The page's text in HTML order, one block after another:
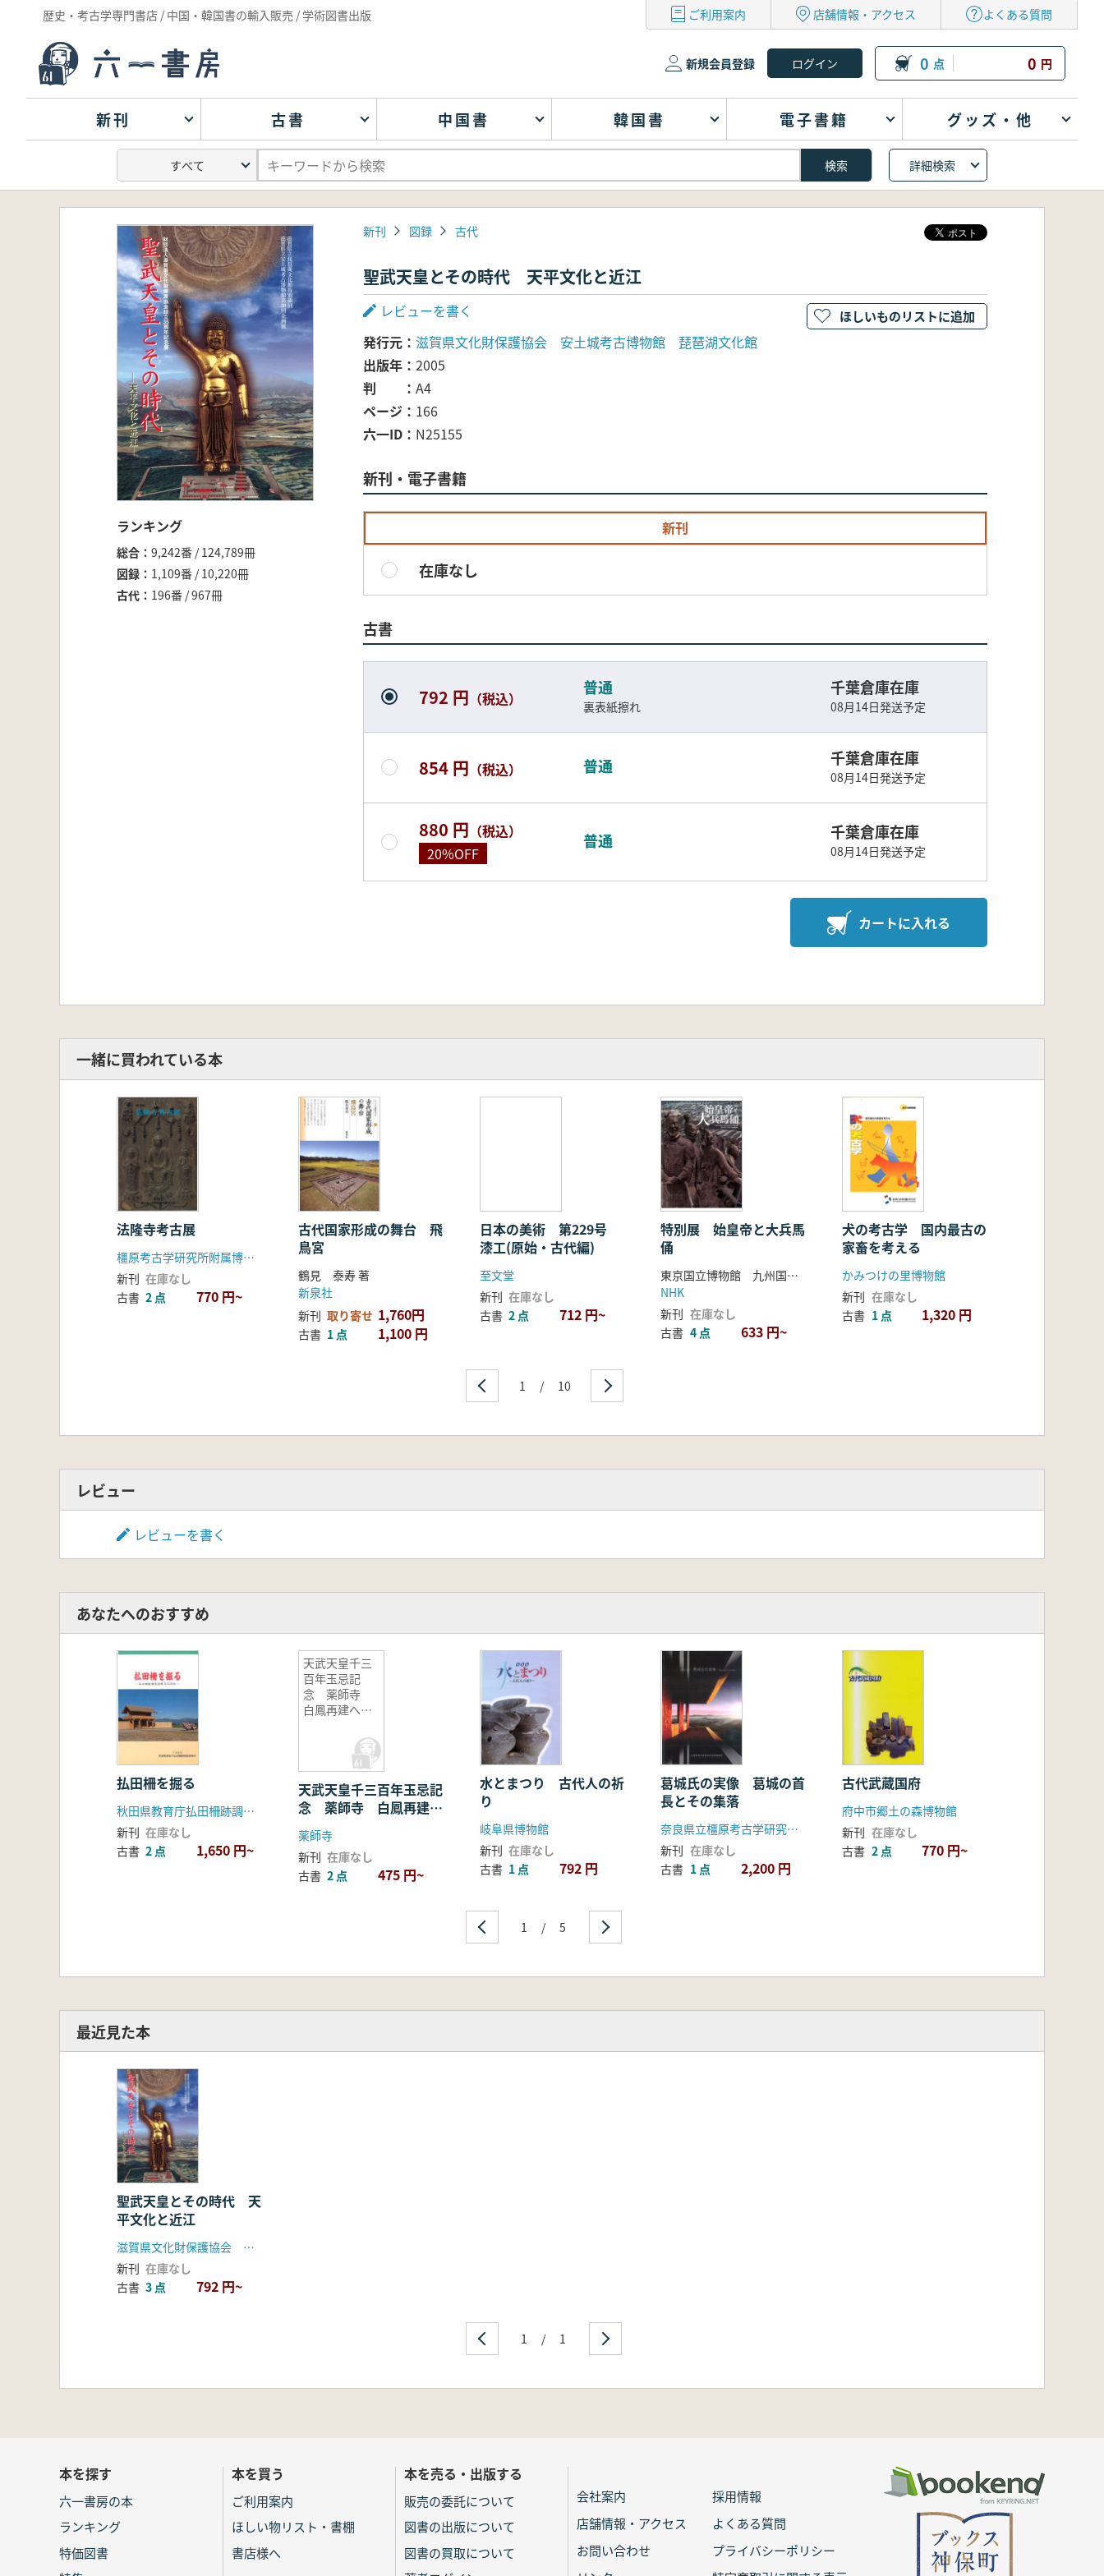
歴史・考古学専門書店 / 中国・韓国書の輸入販売 / 学術図書出版 ご利用案内 店舗情報・アクセス よくある質問
新規会員登録 0 点 0 円
新刊 古書 中国書 韓国書 電子書籍 グッズ・他
詳細検索
ランキング
総合
9,242番 / 124,789冊
図録
1,109番 / 10,220冊
古代
196番 / 967冊
新刊 図録 古代
聖武天皇とその時代 天平文化と近江
レビューを書く
発行元
滋賀県文化財保護協会 安土城考古博物館 琵琶湖文化館
出版年
2005
判
A4
ページ
166
六一ID
N25155
新刊・電子書籍
新刊
在庫なし
古書
792 円 （税込）
普通
裏表紙擦れ
千葉倉庫在庫
08月14日発送予定
854 円 （税込） 普通 千葉倉庫在庫
08月14日発送予定
880 円 （税込）
20%OFF
普通 千葉倉庫在庫
08月14日発送予定
カートに入れる
ほしいものリストに追加
一緒に買われている本
法隆寺考古展
橿原考古学研究所附属博物館
新刊 在庫なし
古書 2 点 770 円~
古代国家形成の舞台 飛
鳥宮
鶴見 泰寿 著
新泉社
新刊 取り寄せ 1,760円
古書 1 点 1,100 円
日本の美術 第229号
漆工(原始・古代編)
至文堂
新刊 在庫なし
古書 2 点 712 円~
特別展 始皇帝と大兵馬
俑
東京国立博物館 九州国立博物館 他
NHK
新刊 在庫なし
古書 4 点 633 円~
犬の考古学 国内最古の
家畜を考える
かみつけの里博物館
新刊 在庫なし
古書 1 点 1,320 円
1 / 10
レビュー
レビューを書く
あなたへのおすすめ
払田柵を掘る
秋田県教育庁払田柵跡調査事務所
新刊 在庫なし
古書 2 点 1,650 円~
天武天皇千三
百年玉忌記
念 薬師寺
白鳳再建への
天武天皇千三百年玉忌記
念 薬師寺 白鳳再建へ
の道
薬師寺
新刊 在庫なし
古書 2 点 475 円~
水とまつり 古代人の祈
り
岐阜県博物館
新刊 在庫なし
古書 1 点 792 円
葛城氏の実像 葛城の首
長とその集落
奈良県立橿原考古学研究所附属博物館
新刊 在庫なし
古書 1 点 2,200 円
古代武蔵国府
府中市郷土の森博物館
新刊 在庫なし
古書 2 点 770 円~
1 / 5
最近見た本
聖武天皇とその時代 天
平文化と近江
滋賀県文化財保護協会 安土城考古博物館 琵琶湖文化館
新刊 在庫なし
古書 3 点 792 円~
1 / 1
本を探す
六一書房の本
ランキング
特価図書
本を買う
ご利用案内
ほしい物リスト・書棚
書店様へ
本を売る・出版する
販売の委託について
図書の出版について
図書の買取について
会社案内
採用情報
店舗情報・アクセス
よくある質問
お問い合わせ
プライバシーポリシー